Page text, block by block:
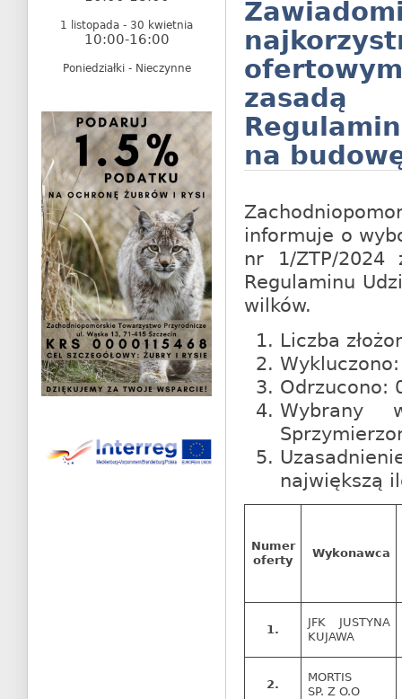
1 listopada - 30 kwietnia
10:00-16:00
Poniedziałki - Nieczynne
zasadą
na
informuje o
nr 1/ZTP/2024
Regulaminu
wilków.
Liczba
Odrzucono:
Wybrany
największą
Numer
oferty
Wykonawca
1.
JFK JUSTYNA
KUJAWA
2.
MORTIS
SP. Z O.O